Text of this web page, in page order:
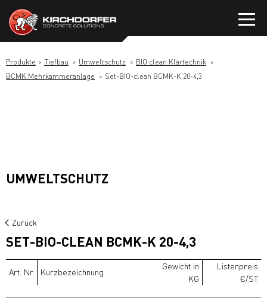
Inhalt
springen
Produkte Tiefbau Umweltschutz
BIO clean Klärtechnik
BCMK Mehrkammeranlage
Set-BIO-clean BCMK-K 20-4,3
UMWELTSCHUTZ
Zurück
SET-BIO-CLEAN BCMK-K 20-4,3
Art. Nr. Kurzbezeichnung
Gewicht in
KG
Listenpreis
€/ST